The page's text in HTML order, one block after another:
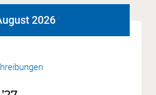
2026